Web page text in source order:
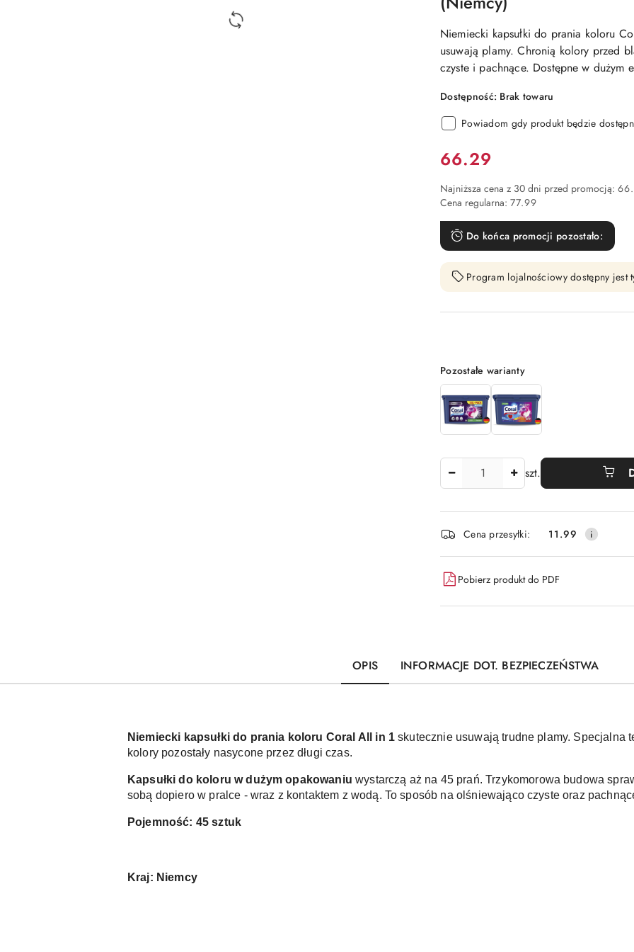
Niemiecki kapsułki do prania koloru
usuwają plamy. Chronią kolory przed
czyste i pachnące. Dostępne w dużym
Dostępność: Brak towaru
Powiadom gdy produkt będzie
Cena:
66.29
Najniższa cena z 30 dni przed promocją:
Cena regularna: 77.99
Do końca promocji pozostało:
Program lojalnościowy dostępny jest
Wariant
Pozostałe warianty
szt.
Dostępność
i
dostawa
Cena przesyłki: 11.99
Pobierz produkt do PDF
OPIS INFORMACJE DOT. BEZPIECZEŃSTWA
Niemiecki kapsułki do prania koloru Coral All in 1 skutecznie usuwają trudne plamy. Specjalna
kolory pozostały nasycone przez długi czas.
Kapsułki do koloru w dużym opakowaniu wystarczą aż na 45 prań. Trzykomorowa budowa
sobą dopiero w pralce - wraz z kontaktem z wodą. To sposób na olśniewająco czyste oraz
Pojemność: 45 sztuk
Kraj: Niemcy